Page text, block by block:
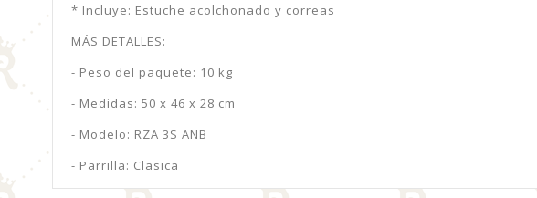
* Incluye: Estuche acolchonado y correas
MÁS DETALLES:
- Peso del paquete: 10 kg
- Medidas: 50 x 46 x 28 cm
- Modelo: RZA 3S ANB
- Parrilla: Clasica